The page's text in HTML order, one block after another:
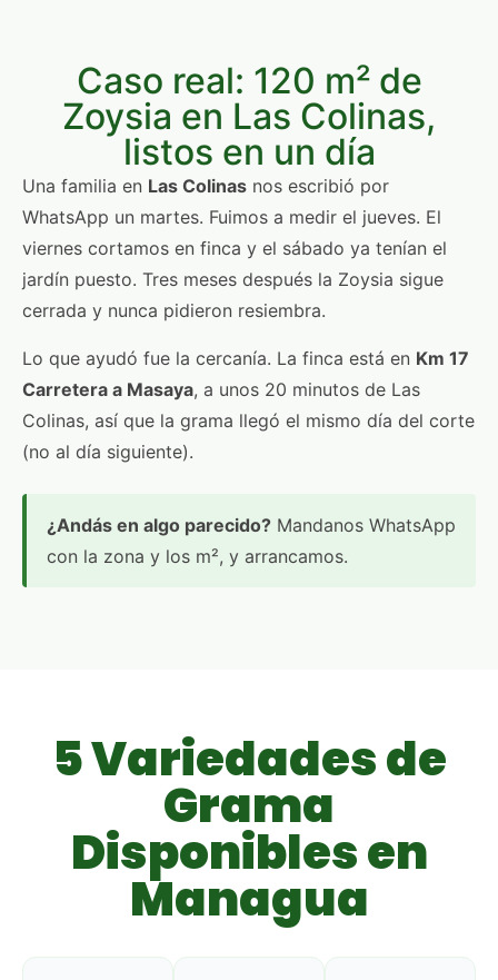
Caso real: 120 m² de
Zoysia en Las Colinas,
listos en un día
Una familia en Las Colinas nos escribió por
WhatsApp un martes. Fuimos a medir el jueves. El
viernes cortamos en finca y el sábado ya tenían el
jardín puesto. Tres meses después la Zoysia sigue
cerrada y nunca pidieron resiembra.
Lo que ayudó fue la cercanía. La finca está en Km 17
Carretera a Masaya, a unos 20 minutos de Las
Colinas, así que la grama llegó el mismo día del corte
(no al día siguiente).
¿Andás en algo parecido? Mandanos WhatsApp
con la zona y los m², y arrancamos.
5 Variedades de
Grama
Disponibles en
Managua